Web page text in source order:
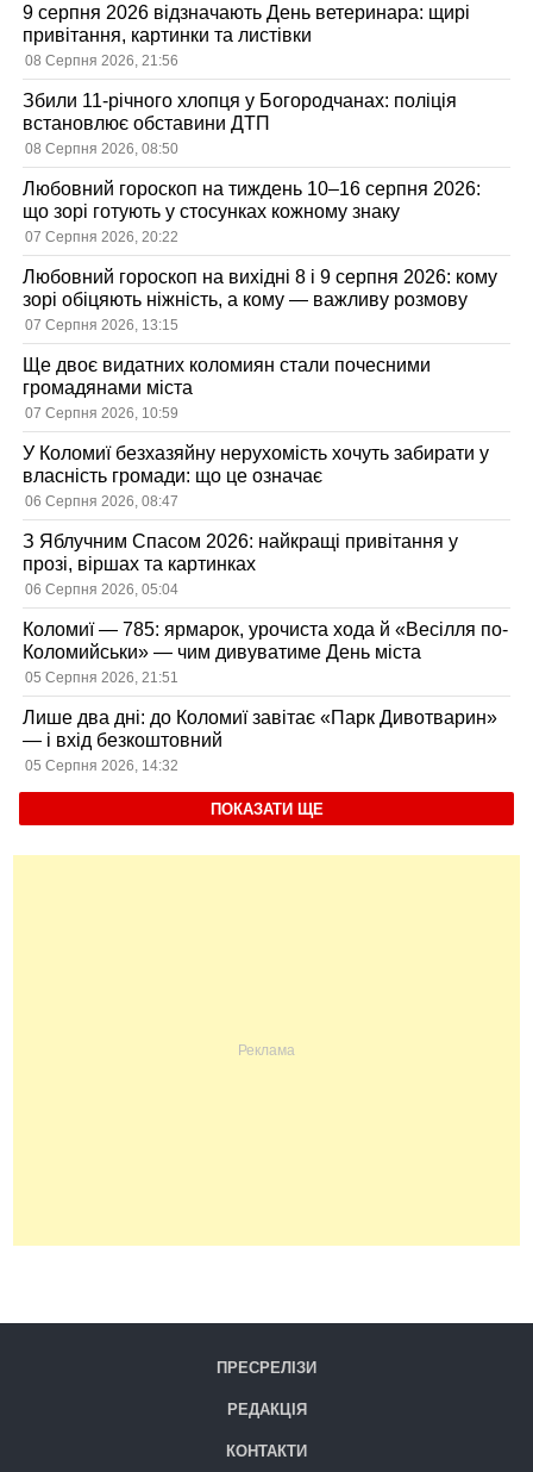
9 серпня 2026 відзначають День ветеринара: щирі
привітання, картинки та листівки
08 Серпня 2026, 21:56
Збили 11-річного хлопця у Богородчанах: поліція
встановлює обставини ДТП
08 Серпня 2026, 08:50
Любовний гороскоп на тиждень 10–16 серпня 2026:
що зорі готують у стосунках кожному знаку
07 Серпня 2026, 20:22
Любовний гороскоп на вихідні 8 і 9 серпня 2026: кому
зорі обіцяють ніжність, а кому — важливу розмову
07 Серпня 2026, 13:15
Ще двоє видатних коломиян стали почесними
громадянами міста
07 Серпня 2026, 10:59
У Коломиї безхазяйну нерухомість хочуть забирати у
власність громади: що це означає
06 Серпня 2026, 08:47
З Яблучним Спасом 2026: найкращі привітання у
прозі, віршах та картинках
06 Серпня 2026, 05:04
Коломиї — 785: ярмарок, урочиста хода й «Весілля по-
Коломийськи» — чим дивуватиме День міста
05 Серпня 2026, 21:51
Лише два дні: до Коломиї завітає «Парк Дивотварин»
— і вхід безкоштовний
05 Серпня 2026, 14:32
ПОКАЗАТИ ЩЕ
ПРЕСРЕЛІЗИ
РЕДАКЦІЯ
КОНТАКТИ